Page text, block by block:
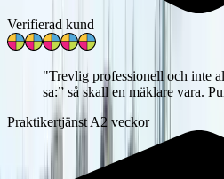
Verifierad kund
"Trevlig professionell och inte
sa:” så skall en mäklare vara.
Praktikertjänst A2 veckor